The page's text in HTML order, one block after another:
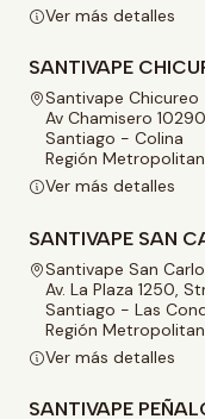
Ver más detalles
SANTIVAPE
Santivape Chicureo
Av Chamisero
Santiago - Colina
Región
Ver más detalles
SANTIVAPE SAN
Santivape San
Av. La Plaza 1250,
Santiago - Las
Región
Ver más detalles
SANTIVAPE